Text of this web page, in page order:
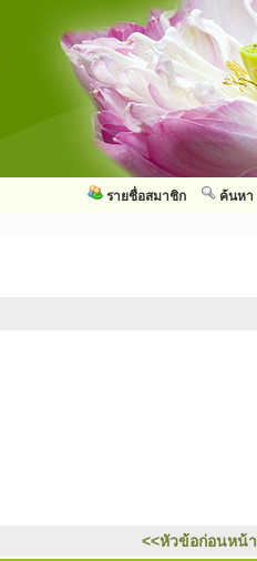
ค้นหา
รายชื่อสมาชิก
<<หัวข้อก่อนหน้า